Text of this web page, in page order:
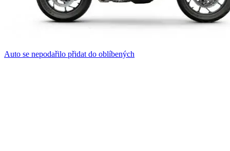
Auto se nepodařilo přidat do oblíbených